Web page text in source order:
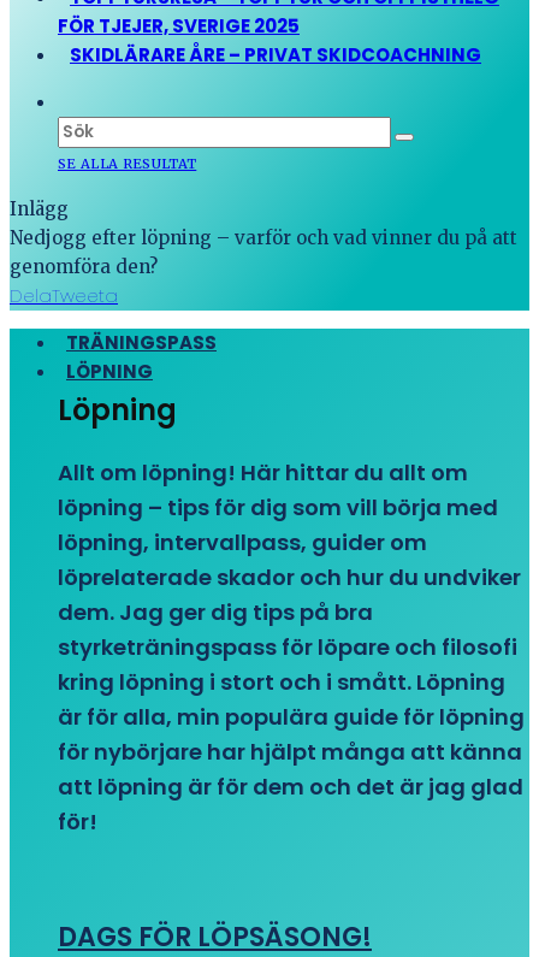
FÖR TJEJER, SVERIGE 2025
SKIDLÄRARE ÅRE – PRIVAT SKIDCOACHNING
SE ALLA RESULTAT
Inlägg
Nedjogg efter löpning – varför och vad vinner du på att
genomföra den?
DelaTweeta
TRÄNINGSPASS
LÖPNING
Löpning
Allt om löpning! Här hittar du allt om
löpning – tips för dig som vill börja med
löpning, intervallpass, guider om
löprelaterade skador och hur du undviker
dem. Jag ger dig tips på bra
styrketräningspass för löpare och filosofi
kring löpning i stort och i smått. Löpning
är för alla, min populära guide för löpning
för nybörjare har hjälpt många att känna
att löpning är för dem och det är jag glad
för!
DAGS FÖR LÖPSÄSONG!